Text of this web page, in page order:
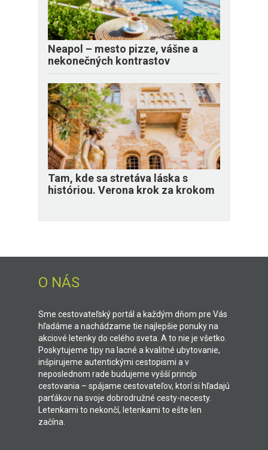
Neapol – mesto pizze, vášne a
nekonečných kontrastov
Tam, kde sa stretáva láska s
históriou. Verona krok za krokom
O NÁS
Sme cestovateľský portál a každým dňom pre Vás
hľadáme a nachádzame tie najlepšie ponuky na
akciové letenky do celého sveta. A to nie je všetko.
Poskytujeme tipy na lacné a kvalitné ubytovanie,
inšpirujeme autentickými cestopismi a v
neposlednom rade budujeme vyšší princíp
cestovania – spájame cestovateľov, ktorí si hľadajú
parťákov na svoje dobrodružné cesty-necesty.
Letenkami to nekončí, letenkami to ešte len
začína.